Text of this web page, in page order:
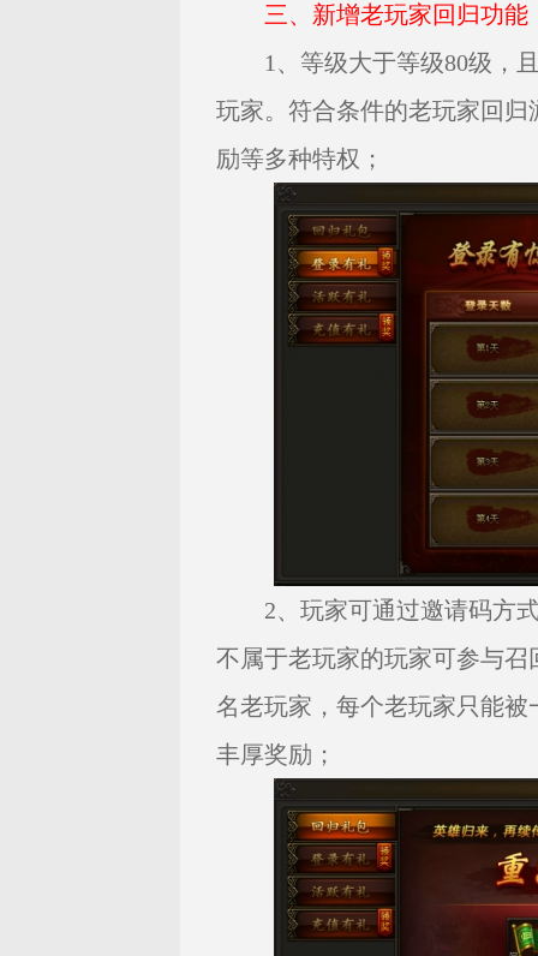
三、新增老玩家回归功能
1、等级大于等级80级，且
玩家。符合条件的老玩家回
励等多种特权；
2、玩家可通过邀请码方式
不属于老玩家的玩家可参与
名老玩家，每个老玩家只能
丰厚奖励；